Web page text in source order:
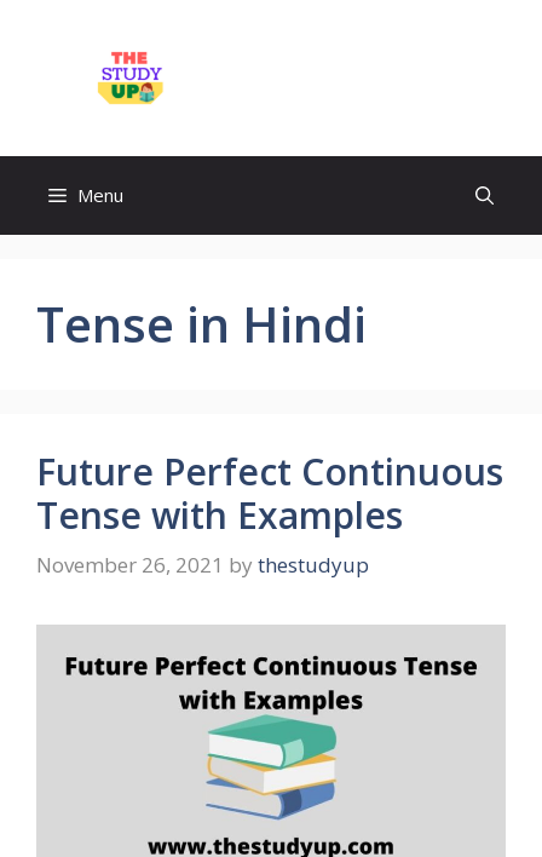
Menu
Tense in Hindi
Future Perfect Continuous
Tense with Examples
November 26, 2021 by thestudyup